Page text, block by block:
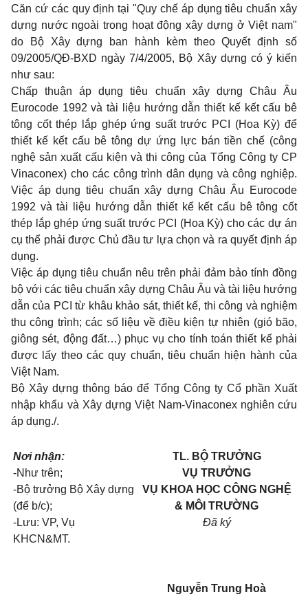
Căn cứ các quy định tại "Quy chế áp dụng tiêu chuẩn xây
dựng nước ngoài trong hoạt động xây dựng ở Việt nam"
do Bộ Xây dựng ban hành kèm theo Quyết định số
09/2005/QĐ-BXD ngày 7/4/2005, Bộ Xây dựng có ý kiến
như sau:
Chấp thuận áp dụng tiêu chuẩn xây dựng Châu Âu
Eurocode 1992 và tài liệu hướng dẫn thiết kế kết cấu bê
tông cốt thép lắp ghép ứng suất trước PCI (Hoa Kỳ) để
thiết kế kết cấu bê tông dự ứng lực bán tiền chế (công
nghệ sản xuất cấu kiện và thi công của Tổng Công ty CP
Vinaconex) cho các công trình dân dụng và công nghiệp.
Việc áp dụng tiêu chuẩn xây dựng Châu Âu Eurocode
1992 và tài liệu hướng dẫn thiết kế kết cấu bê tông cốt
thép lắp ghép ứng suất trước PCI (Hoa Kỳ) cho các dự án
cụ thể phải được Chủ đầu tư lựa chọn và ra quyết định áp
dụng.
Việc áp dụng tiêu chuẩn nêu trên phải đảm bảo tính đồng
bộ với các tiêu chuẩn xây dựng Châu Âu và tài liệu hướng
dẫn của PCI từ khâu khảo sát, thiết kế, thi công và nghiệm
thu công trình; các số liệu về điều kiện tự nhiên (gió bão,
giông sét, động đất…) phục vụ cho tính toán thiết kế phải
được lấy theo các quy chuẩn, tiêu chuẩn hiện hành của
Việt Nam.
Bộ Xây dựng thông báo để Tổng Công ty Cổ phần Xuất
nhập khẩu và Xây dựng Việt Nam-Vinaconex nghiên cứu
áp dụng./.
Nơi nhận:
-Như trên;
-Bộ trưởng Bộ Xây dựng
(để b/c);
-Lưu: VP, Vụ
KHCN&MT.
TL. BỘ TRƯỞNG
VỤ TRƯỞNG
VỤ KHOA HỌC CÔNG NGHỆ
& MÔI TRƯỜNG
Đã ký
Nguyễn Trung Hoà